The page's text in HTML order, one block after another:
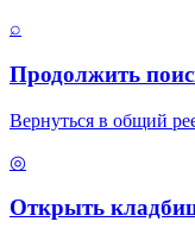
⌕
Продолжить
Вернуться в общий
◎
Открыть